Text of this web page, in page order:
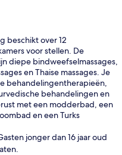
beschikt over 12
voor stellen. De
diepe bindweefselmassages,
en Thaise massages. Je
behandelingentherapieën,
behandelingen en
met een modderbad, een
en een Turks
jonger dan 16 jaar oud